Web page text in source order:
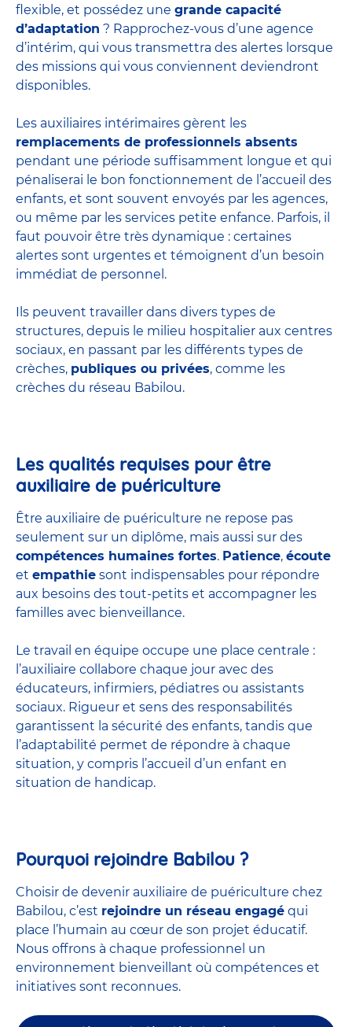
flexible, et possédez une grande capacité
d’adaptation ? Rapprochez-vous d’une agence
d’intérim, qui vous transmettra des alertes lorsque
des missions qui vous conviennent deviendront
disponibles.
Les auxiliaires intérimaires gèrent les
remplacements de professionnels absents
pendant une période suffisamment longue et qui
pénaliserai le bon fonctionnement de l’accueil des
enfants, et sont souvent envoyés par les agences,
ou même par les services petite enfance. Parfois, il
faut pouvoir être très dynamique : certaines
alertes sont urgentes et témoignent d’un besoin
immédiat de personnel.
Ils peuvent travailler dans divers types de
structures, depuis le milieu hospitalier aux centres
sociaux, en passant par les différents types de
crèches, publiques ou privées, comme les
crèches du réseau Babilou.
Les qualités requises pour être
auxiliaire de puériculture
Être auxiliaire de puériculture ne repose pas
seulement sur un diplôme, mais aussi sur des
compétences humaines fortes. Patience, écoute
et empathie sont indispensables pour répondre
aux besoins des tout-petits et accompagner les
familles avec bienveillance.
Le travail en équipe occupe une place centrale :
l’auxiliaire collabore chaque jour avec des
éducateurs, infirmiers, pédiatres ou assistants
sociaux. Rigueur et sens des responsabilités
garantissent la sécurité des enfants, tandis que
l’adaptabilité permet de répondre à chaque
situation, y compris l’accueil d’un enfant en
situation de handicap.
Pourquoi rejoindre Babilou ?
Choisir de devenir auxiliaire de puériculture chez
Babilou, c’est rejoindre un réseau engagé qui
place l’humain au cœur de son projet éducatif.
Nous offrons à chaque professionnel un
environnement bienveillant où compétences et
initiatives sont reconnues.